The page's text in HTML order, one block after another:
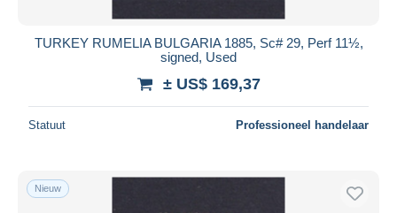
TURKEY RUMELIA BULGARIA 1885, Sc# 29, Perf 11½,
signed, Used
± US$ 169,37
Statuut Professioneel handelaar
Nieuw